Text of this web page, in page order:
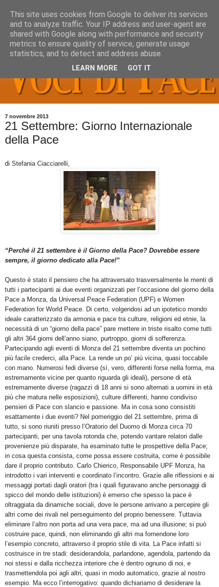
7 novembre 2013
21 Settembre: Giorno Internazionale
della Pace
di Stefania Ciacciarelli,
“Perché il 21 settembre è il Giorno della Pace? Dovrebbe essere
sempre, il giorno dedicato alla Pace!”
Questo è stato il pensiero che ha attraversato trasversalmente le menti di
tutti i partecipanti ai due eventi organizzati per l’occasione del giorno della
Pace a Monza, da Universal Peace Federation (UPF) e Women
Federation for World Peace. Di certo, volgendosi ad un ipotetico mondo
ideale caratterizzato da armonia e pace tra culture, religioni ed etnie, la
necessità di un “giorno della pace” pare mettere in triste risalto come tutti
gli altri 364 giorni dell’anno siano, purtroppo, giorni di sofferenza.
Partecipando agli eventi di Monza del 21 settembre diventa un pochino
più facile crederci, alla Pace. La rende un po’ più vicina, quasi toccabile
con mano. Numerosi fedi diverse (sì, vero, differenti forse nella forma, ma
estremamente vicine per quanto riguarda gli ideali), persone di età
estremamente diverse (ragazzi di 18 anni si sono alternati a uomini in età
più che matura nelle esposizioni), culture differenti, hanno condiviso
pensieri di Pace con slancio e passione. Ma in cosa sono consistiti
esattamente i due eventi? Nel pomeriggio del 21 settembre, prima di
tutto, si sono riuniti presso l’Oratorio del Duomo di Monza circa 70
partecipanti, per una tavola rotonda che, potendo vantare relatori dalle
provenienze più disparate, ha esaminato tutte le prospettive della Pace;
in cosa questa consista, come possa essere costruita, come è possibile
dare il proprio contributo. Carlo Chierico, Responsabile UPF Monza, ha
introdotto i vari interventi e coordinato l’incontro. Grazie alle riflessioni e ai
messaggi portati dagli oratori (tra i quali figuravano anche personaggi di
spicco del mondo delle istituzioni) è emerso che spesso la pace è
oltraggiata da dinamiche sociali, dove le persone arrivano a percepire gli
altri come dei rivali nel perseguimento del proprio benessere. Tuttavia
eliminare l’altro non porta ad una vera pace, ma ad una illusione; si può
costruire pace, quindi, non eliminando gli altri ma fornendone loro
l’esempio concreto, attraverso il proprio stile di vita. La Pace infatti si
costruisce in tre stadi: desiderandola, parlandone, agendola, partendo da
noi stessi e dalla ricchezza interiore che è dentro ognuno di noi, e
trasmettendola poi agli altri, quasi in modo automatico, grazie al nostro
esempio. Ma ecco l’interrogativo: quando dichiariamo di desiderare la
This site uses cookies from Google to deliver its services
and to analyze traffic. Your IP address and user-agent are
shared with Google along with performance and security
metrics to ensure quality of service, generate usage
statistics, and to detect and address abuse.
LEARN MORE GOT IT